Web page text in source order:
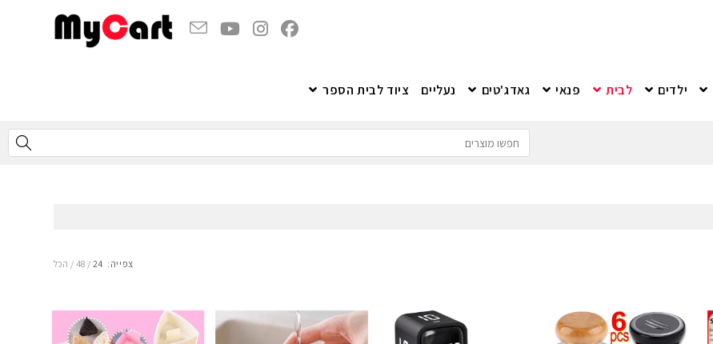
ילדים לבית פנאי גאדג'טים נעליים ציוד לבית הספר
צפייה: 24
48 הכל